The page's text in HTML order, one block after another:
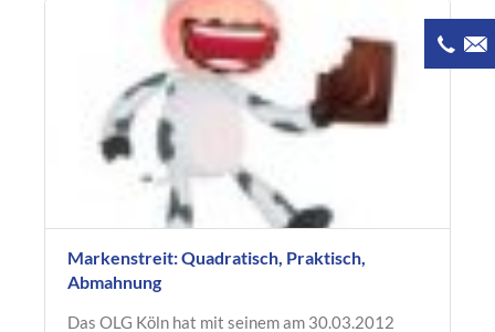
Markenstreit: Quadratisch, Praktisch,
Abmahnung
Das OLG Köln hat mit seinem am 30.03.2012